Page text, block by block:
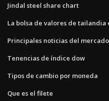
Jindal steel share chart
La bolsa de valores de
Principales noticias del
Tenencias de índice dow
Tipos de cambio por moneda
Que es el filete